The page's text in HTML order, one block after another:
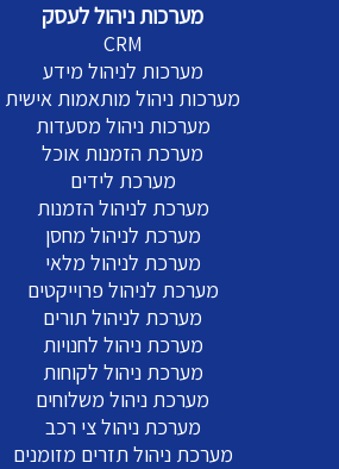
מערכות ניהול לעסק
CRM
מערכות לניהול מידע
מערכות ניהול מותאמות אישית
מערכות ניהול מסעדות
מערכת הזמנות אוכל
מערכת לידים
מערכת לניהול הזמנות
מערכת לניהול מחסן
מערכת לניהול מלאי
מערכת לניהול פרוייקטים
מערכת לניהול תורים
מערכת ניהול לחנויות
מערכת ניהול לקוחות
מערכת ניהול משלוחים
מערכת ניהול צי רכב
מערכת ניהול תזרים מזומנים